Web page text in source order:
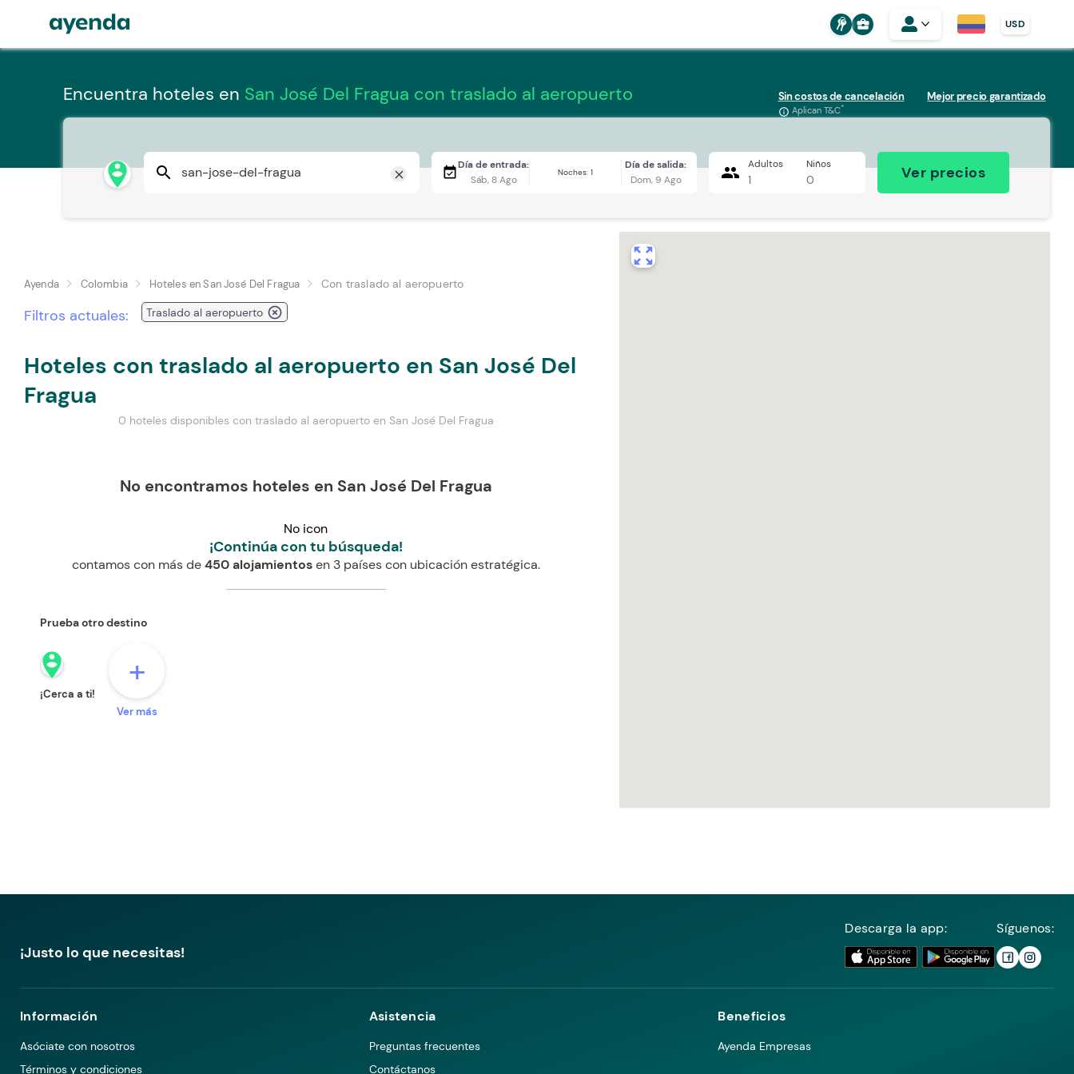
business_center USD
Encuentra hoteles en San José Del Fragua con traslado al aeropuerto Sin costos de cancelación
info_outline Aplican T&C*
Mejor precio garantizado
person_pin_circle search close event_availableDía de entrada:
Sáb, 8 Ago
Noches: 1
Día de salida:
Dom, 9 Ago
people Adultos
1
Niños
0 Ver precios
Ayenda Colombia Hoteles en San José Del Fragua Con traslado al aeropuerto
Filtros actuales: Traslado al aeropuerto highlight_off
Hoteles con traslado al aeropuerto en San José Del
Fragua
0 hoteles disponibles con traslado al aeropuerto en San José Del Fragua
No encontramos hoteles en San José Del Fragua
No icon
¡Continúa con tu búsqueda!
contamos con más de450 alojamientosen 3 países con ubicación estratégica.
Prueba otro destino
person_pin_circle
¡Cerca a ti!
+
Ver más
zoom_out_map
¡Justo lo que necesitas!
Descarga la app: Síguenos:
Información
Asóciate con nosotros
Términos y condiciones
Asistencia
Preguntas frecuentes
Contáctanos
Beneficios
Ayenda Empresas